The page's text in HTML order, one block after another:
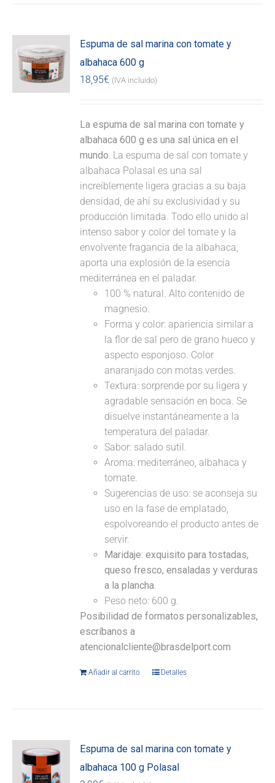
Espuma de sal marina con tomate y
albahaca 600 g
18,95€ (IVA incluido)
La espuma de sal marina con tomate y
albahaca 600 g es una sal única en el
mundo. La espuma de sal con tomate y
albahaca Polasal es una sal
increíblemente ligera gracias a su baja
densidad, de ahí su exclusividad y su
producción limitada. Todo ello unido al
intenso sabor y color del tomate y la
envolvente fragancia de la albahaca,
aporta una explosión de la esencia
mediterránea en el paladar.
100 % natural. Alto contenido de
magnesio.
Forma y color: apariencia similar a
la flor de sal pero de grano hueco y
aspecto esponjoso. Color
anaranjado con motas verdes.
Textura: sorprende por su ligera y
agradable sensación en boca. Se
disuelve instantáneamente a la
temperatura del paladar.
Sabor: salado sutil.
Aroma: mediterráneo, albahaca y
tomate.
Sugerencias de uso: se aconseja su
uso en la fase de emplatado,
espolvoreando el producto antes de
servir.
Maridaje: exquisito para tostadas,
queso fresco, ensaladas y verduras
a la plancha.
Peso neto: 600 g.
Posibilidad de formatos personalizables,
escríbanos a
atencionalcliente@brasdelport.com
Añadir al carrito Detalles
Espuma de sal marina con tomate y
albahaca 100 g Polasal